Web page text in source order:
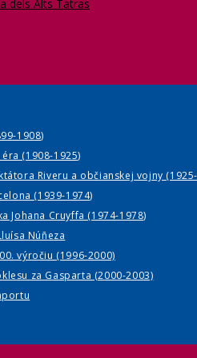
1908)
(1908-1925)
Riveru a občianskej vojny
(1939-1974)
Johana Cruyffa (1974-1978)
Núñeza
výročiu (1996-2000)
za Gasparta (2000-2003)